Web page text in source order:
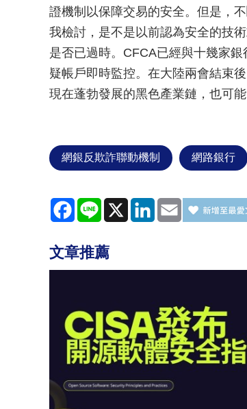
證機制以保障交易的安全。但是，
我檢討，是不是以前認為安全的技
是否已過時。CFCA已經與十幾家
疑帳戶即時監控。在大陸兩會結束
現在蓬勃發展的黑色產業鏈，也可
網銀反欺詐聯動機制 網路銀行
Facebook
Line X LinkedInEmail
文章推薦